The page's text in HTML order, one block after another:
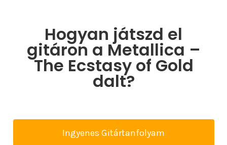
Hogyan játszd el
gitáron a Metallica –
The Ecstasy of Gold
dalt?
Ingyenes Gitártanfolyam